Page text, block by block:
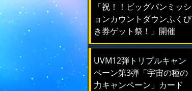
「祝！！ビッグバンミッシ
ョンカウントダウンふくび
き券ゲット祭！」開催
UVM12弾トリプルキャン
ペーン第3弾「宇宙の種の
力キャンペーン」カード